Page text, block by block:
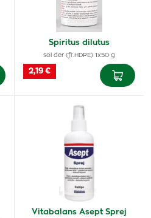
Spiritus dilutus
sol der (fľ.HDPE) 1x50 g
2,19 €
Vitabalans Asept Sprej